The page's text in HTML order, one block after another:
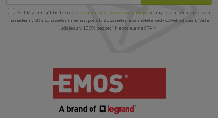
Prihlásením súhlasíte sospracovaním vašich osobných údajovv zmysle platných zákonov a
nariadení v SR a so zasielaním email ponúk. Zo zasielania sa môžete kedykoľvek odhlásiť. Vaše
údaje sú v 100% bezpečí. Neposielame SPAM.